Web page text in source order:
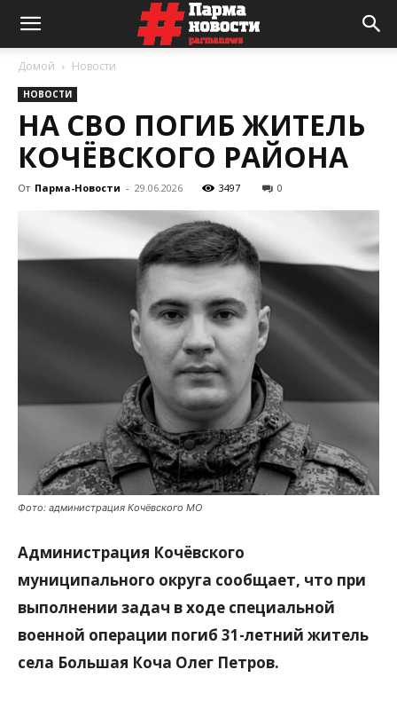
Домой Новости
НОВОСТИ
НА СВО ПОГИБ ЖИТЕЛЬ
КОЧЁВСКОГО РАЙОНА
От Парма-Новости - 29.06.2026 3497 0
Фото: администрация Кочёвского МО
Администрация Кочёвского
муниципального округа сообщает, что при
выполнении задач в ходе специальной
военной операции погиб 31-летний житель
села Большая Коча Олег Петров.